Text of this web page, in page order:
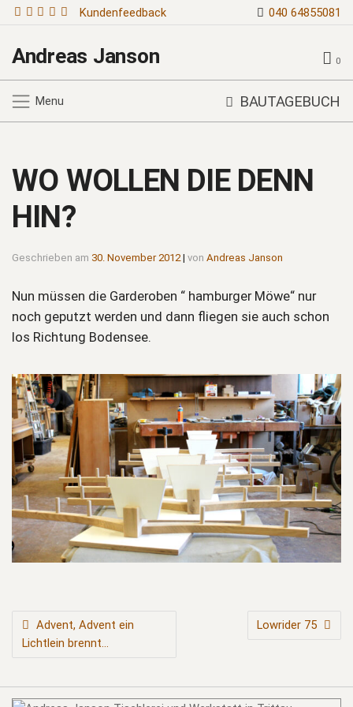
Kundenfeedback 040 64855081
Andreas Janson 0
Menu BAUTAGEBUCH
WO WOLLEN DIE DENN
HIN?
Geschrieben am 30. November 2012| von Andreas Janson
Nun müssen die Garderoben “ hamburger Möwe“ nur
noch geputzt werden und dann fliegen sie auch schon
los Richtung Bodensee.
BEITRAGSNAVIGATIONAdvent, Advent ein
Lichtlein brennt…
Lowrider 75